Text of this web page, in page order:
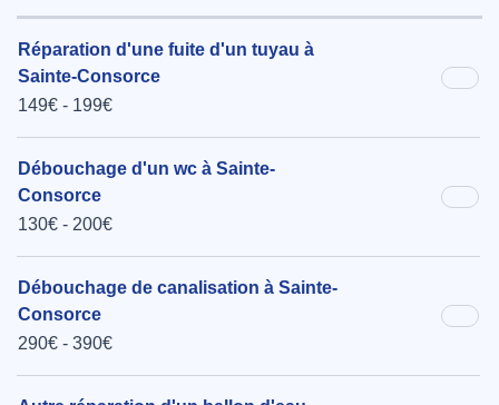
Réparation d'une fuite d'un tuyau à
Sainte-Consorce
149€ - 199€
Débouchage d'un wc à Sainte-
Consorce
130€ - 200€
Débouchage de canalisation à Sainte-
Consorce
290€ - 390€